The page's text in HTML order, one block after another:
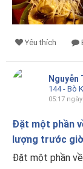
Yêu thích
Nguyễn
144 - Bò
05:17
Đặt một phần
lượng trước
Đặt một phần về